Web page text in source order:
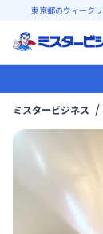
東京都のウィーク
ミスタービジネス